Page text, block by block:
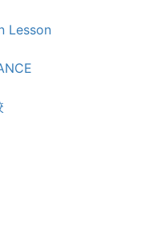
Lesson